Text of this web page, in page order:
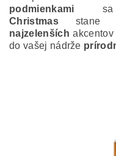
podmienkami
Christmasstane
najzelenších
do vašej nádrže